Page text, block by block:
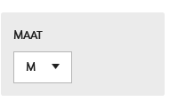
MAAT